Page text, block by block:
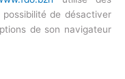
de désactiver
de son navigateur